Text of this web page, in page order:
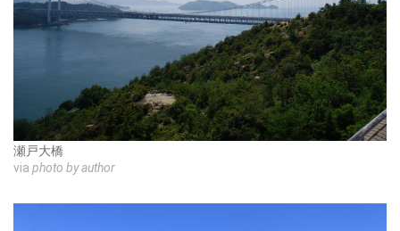
瀬戸大橋
via photo by author